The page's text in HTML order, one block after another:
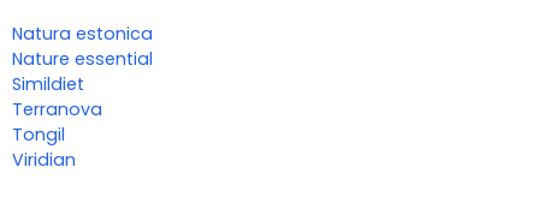
Natura estonica
Nature essential
Simildiet
Terranova
Tongil
Viridian